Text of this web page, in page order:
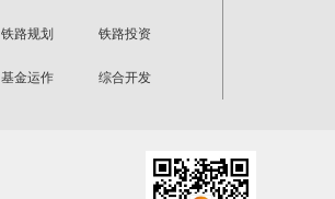
铁路规划 铁路投资
基金运作 综合开发